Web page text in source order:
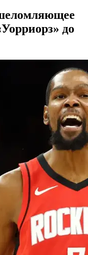
до